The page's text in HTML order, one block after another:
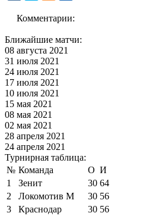
Комментарии:
Ближайшие матчи:
08 августа 2021
31 июля 2021
24 июля 2021
17 июля 2021
10 июля 2021
15 мая 2021
08 мая 2021
02 мая 2021
28 апреля 2021
24 апреля 2021
Турнирная таблица:
№ Команда О И
1
Зенит 30 64
2
Локомотив М 30 56
3
Краснодар 30 56